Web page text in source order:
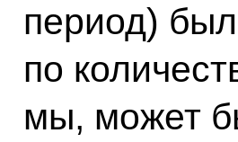
период)
по
мы, может